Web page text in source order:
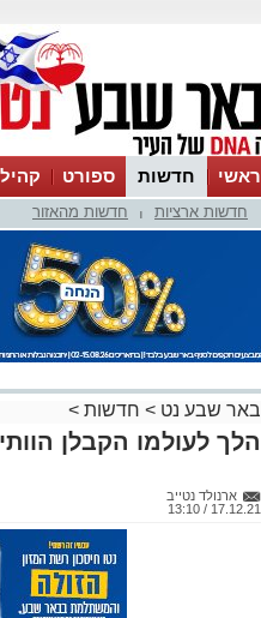
ראשי חדשות ספורט
עסקים
טיפים והמלצותחדשות ארציות חדשות מהאזור
באר שבע נט > חדשות >
הלך לעולמו הקבלן
ארנולד נטייב
17.12.21 / 13:10